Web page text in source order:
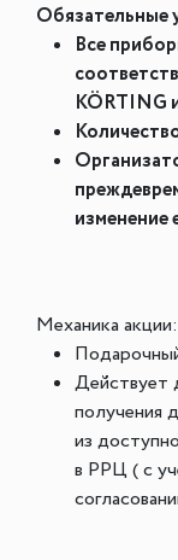
Обязательные
Все
KÖRTING
изменение
Механика акции:
Действует
получения
из
в РРЦ ( с